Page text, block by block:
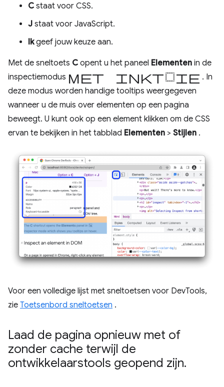
C staat voor CSS.
J staat voor JavaScript.
Ikgeef jouw keuze aan.
Met de sneltoets C opent u het paneel Elementen in de
inspectiemodus met inktselectie . In
deze modus worden handige tooltips weergegeven
wanneer u de muis over elementen op een pagina
beweegt. U kunt ook op een element klikken om de CSS
ervan te bekijken in het tabblad Elementen > Stijlen .
Voor een volledige lijst met sneltoetsen voor DevTools,
zie Toetsenbord sneltoetsen .
Laad de pagina opnieuw met of
zonder cache terwijl de
ontwikkelaarstools geopend zijn.